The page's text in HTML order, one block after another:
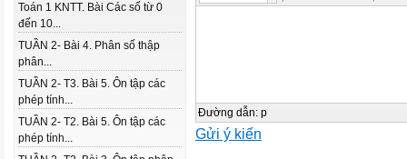
Toán 1 KNTT. Bài Các số từ 0
đến 10...
TUẦN 2- Bài 4. Phân số thập
phân...
TUẦN 2- T3. Bài 5. Ôn tập các
phép tính...
TUẦN 2- T2. Bài 5. Ôn tập các
phép tính...
Đường dẫn: p
Gửi ý kiến